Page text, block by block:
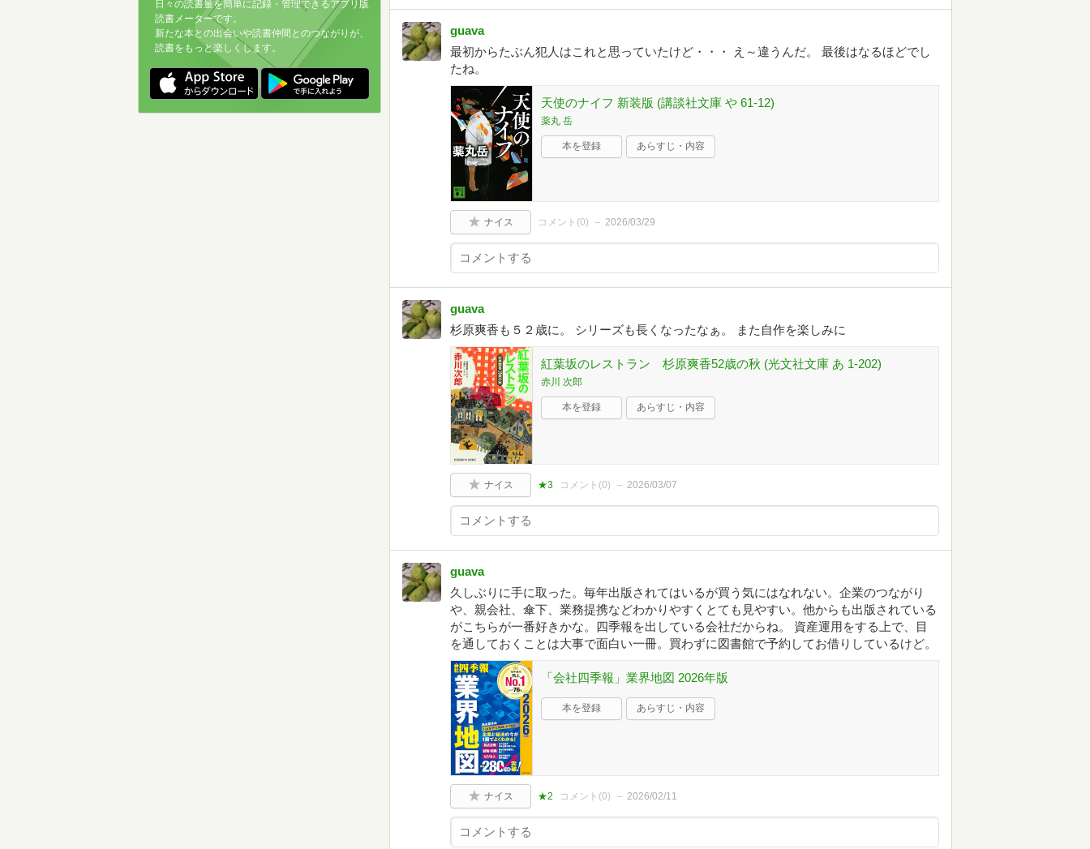
guava
最初からたぶん犯人はこれと思っていたけど・・・ え～違うんだ。 最後はなるほどでし
たね。
天使のナイフ 新装版 (講談社文庫 や 61-12)
薬丸 岳
本を登録 あらすじ・内容
ナイス コメント(0) 2026/03/29
guava
杉原爽香も５２歳に。 シリーズも長くなったなぁ。 また自作を楽しみに
紅葉坂のレストラン 杉原爽香52歳の秋 (光文社文庫 あ 1-202)
赤川 次郎
本を登録 あらすじ・内容
ナイス ★3 コメント(0) 2026/03/07
guava
久しぶりに手に取った。毎年出版されてはいるが買う気にはなれない。企業のつながり
や、親会社、傘下、業務提携などわかりやすくとても見やすい。他からも出版されている
がこちらが一番好きかな。四季報を出している会社だからね。 資産運用をする上で、目
を通しておくことは大事で面白い一冊。買わずに図書館で予約してお借りしているけど。
「会社四季報」業界地図 2026年版
本を登録 あらすじ・内容
ナイス ★2 コメント(0) 2026/02/11
日々の読書量を簡単に記録・管理できるアプリ版
読書メーターです。
新たな本との出会いや読書仲間とのつながりが、
読書をもっと楽しくします。